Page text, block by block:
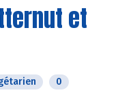
et
0